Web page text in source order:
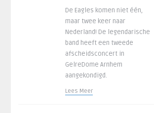
De Eagles komen niet één,
maar twee keer naar
Nederland! De legendarische
band heeft een tweede
afscheidsconcert in
GelreDome Arnhem
aangekondigd.
Lees Meer